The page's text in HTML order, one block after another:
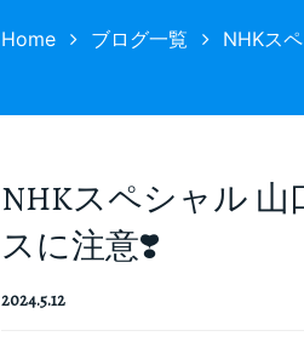
Home ブログ一覧 NHKス
NHKスペシャル 山
スに注意❣️
2024.5.12